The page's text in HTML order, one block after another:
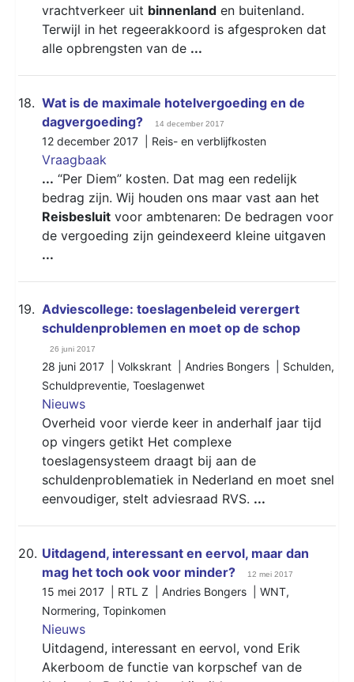
vrachtverkeer uit binnenland en buitenland.
Terwijl in het regeerakkoord is afgesproken dat
alle opbrengsten van de ...
18. Wat is de maximale hotelvergoeding en de
dagvergoeding?
14 december 2017
12 december 2017 | Reis- en verblijfkosten
Vraagbaak
... “Per Diem” kosten. Dat mag een redelijk
bedrag zijn. Wij houden ons maar vast aan het
Reisbesluit voor ambtenaren: De bedragen voor
de vergoeding zijn geindexeerd kleine uitgaven
...
19. Adviescollege: toeslagenbeleid verergert
schuldenproblemen en moet op de schop
26 juni 2017
28 juni 2017 | Volkskrant | Andries Bongers | Schulden,
Schuldpreventie, Toeslagenwet
Nieuws
Overheid voor vierde keer in anderhalf jaar tijd
op vingers getikt Het complexe
toeslagensysteem draagt bij aan de
schuldenproblematiek in Nederland en moet snel
eenvoudiger, stelt adviesraad RVS. ...
20. Uitdagend, interessant en eervol, maar dan
mag het toch ook voor minder?
12 mei 2017
15 mei 2017 | RTL Z | Andries Bongers | WNT,
Normering, Topinkomen
Nieuws
Uitdagend, interessant en eervol, vond Erik
Akerboom de functie van korpschef van de